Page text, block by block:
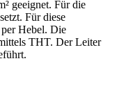
geeignet. Für die
Für diese
Hebel. Die
THT. Der Leiter